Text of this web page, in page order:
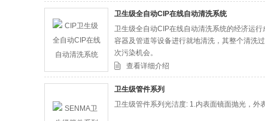
卫生级全自动CIP在线自动清洗系统
卫生级全自动CIP在线自动清洗系统的经济运
容器及管道等设备进行就地清洗，其整个清洗
次污染机会。
查看详细介绍
卫生级管件系列
卫生级管件系列光洁度: 1.内表面镜面抛光，外